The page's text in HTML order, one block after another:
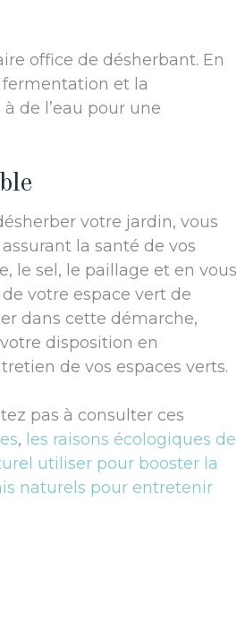
office de désherbant. En
fermentation et la
de l’eau pour une
votre jardin, vous
la santé de vos
le sel, le paillage et en vous
votre espace vert de
dans cette démarche,
disposition en
de vos espaces verts.
pas à consulter ces
, les raisons écologiques de
utiliser pour booster la
naturels pour entretenir